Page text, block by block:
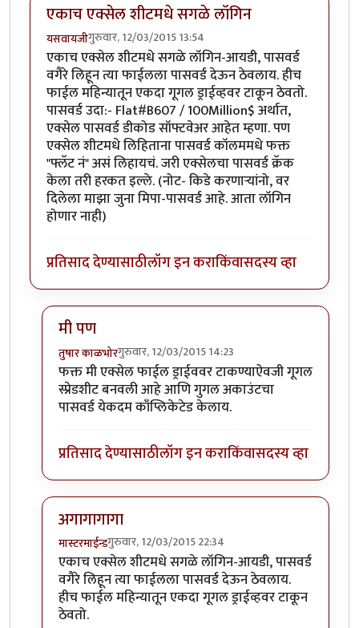
एकाच एक्सेल शीटमधे सगळे लॉगिन
यसवायजीगुरुवार, 12/03/2015 13:54
एकाच एक्सेल शीटमधे सगळे लॉगिन-आयडी, पासवर्ड
वगैरे लिहून त्या फाईलला पासवर्ड देऊन ठेवलाय. हीच
फाईल महिन्यातून एकदा गूगल ड्राईव्हवर टाकून ठेवतो.
पासवर्ड उदा:- Flat#B607 / 100Million$ अर्थात,
एक्सेल पासवर्ड डीकोड सॉफ्टवेअर आहेत म्हणा. पण
एक्सेल शीटमधे लिहिताना पासवर्ड कॉलममधे फक्त
"फ्लॅट नं" असं लिहायचं. जरी एक्सेलचा पासवर्ड क्रॅक
केला तरी हरकत इल्ले. (नोट- किडे करणार्‍यांनो, वर
दिलेला माझा जुना मिपा-पासवर्ड आहे. आता लॉगिन
होणार नाही)
प्रतिसाद देण्यासाठीलॉग इन कराकिंवासदस्य व्हा
मी पण
तुषार काळभोरगुरुवार, 12/03/2015 14:23
In reply toएकाच एक्सेल शीटमधे सगळे लॉगिनby
फक्त मी एक्सेल फाईल ड्राईववर टाकण्याऐवजी गूगल
स्प्रेडशीट बनवली आहे आणि गुगल अकाउंटचा
पासवर्ड येकदम काँप्लिकेटेड केलाय.
प्रतिसाद देण्यासाठीलॉग इन कराकिंवासदस्य व्हा
अगागागागा
मास्टरमाईन्डगुरुवार, 12/03/2015 22:34
In reply toएकाच एक्सेल शीटमधे सगळे लॉगिनby
एकाच एक्सेल शीटमधे सगळे लॉगिन-आयडी, पासवर्ड
वगैरे लिहून त्या फाईलला पासवर्ड देऊन ठेवलाय.
हीच फाईल महिन्यातून एकदा गूगल ड्राईव्हवर टाकून
ठेवतो.